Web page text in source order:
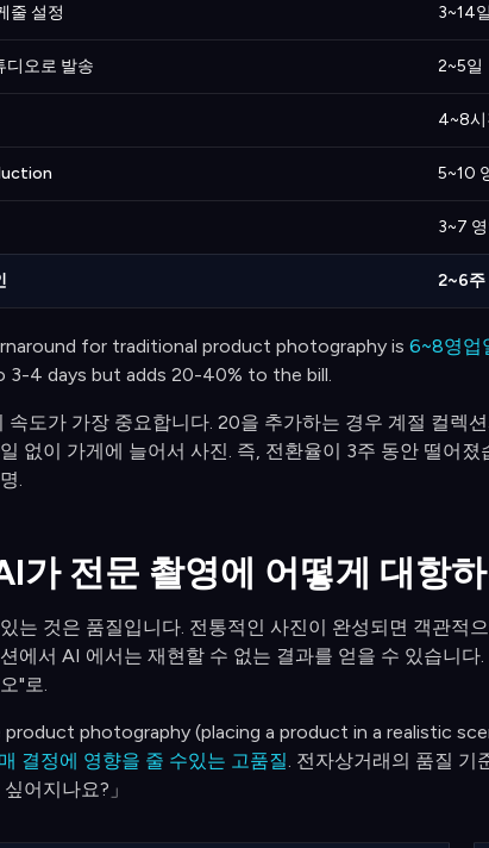
줄 설정 3~14일
디오로 발송 2~5일
4~8
5~10
3~7
2~6주
for traditional product photography is 6~8영업
4 days but adds 20-40% to the bill.
속도가 가장 중요합니다. 20을 추가하는 경우 계절 컬렉
없이 가게에 늘어서 사진. 즉, 전환율이 3주 동안 떨어
.
가 전문 촬영에 어떻게 대항
는 것은 품질입니다. 전통적인 사진이 완성되면 객관적
에서 AI 에서는 재현할 수 없는 결과를 얻을 수 있습니
"로.
photography (placing a product in a realistic
결정에 영향을 줄 수있는 고품질. 전자상거래의 품질 기
어지나요?」